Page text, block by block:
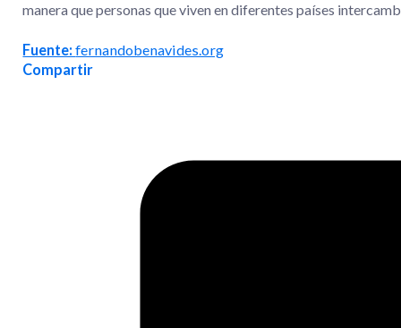
manera que personas que viven en diferentes países
Fuente:fernandobenavides.org
Compartir